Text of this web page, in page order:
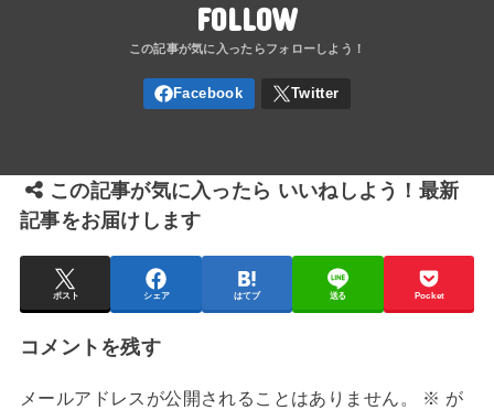
FOLLOW
この記事が気に入ったら いいねしよう！最新
記事をお届けします
ポスト シェア はてブ 送る Pocket
コメントを残す
メールアドレスが公開されることはありません。 ※ が